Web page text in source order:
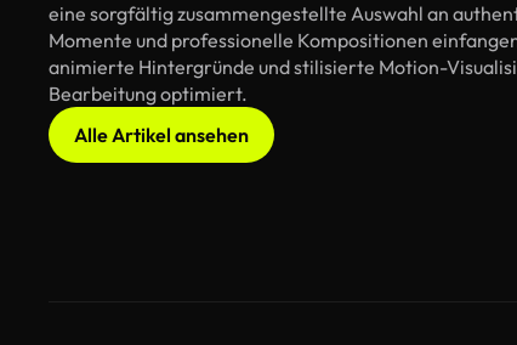
eine sorgfältig zusammengestellte Auswahl an
Momente und professionelle Kompositionen
animierte Hintergründe und stilisierte Motion-
Bearbeitung optimiert.
Alle Artikel ansehen